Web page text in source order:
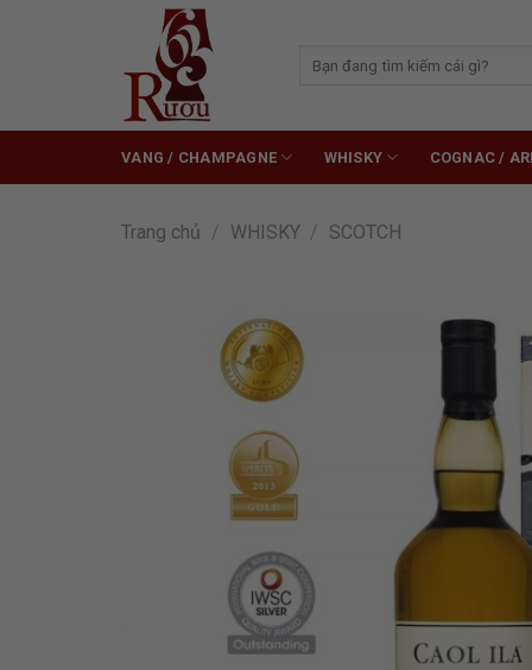
kiếm:
VANG / CHAMPAGNE WHISKY COGNAC /
Trang chủ / WHISKY / SCOTCH